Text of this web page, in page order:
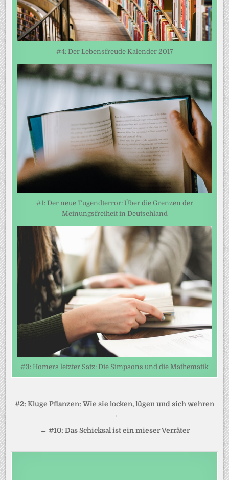
#4: Der Lebensfreude Kalender 2017
#1: Der neue Tugendterror: Über die Grenzen der
Meinungsfreiheit in Deutschland
#3: Homers letzter Satz: Die Simpsons und die Mathematik
Beitragsnavigation
#2: Kluge Pflanzen: Wie sie locken, lügen und sich wehren
→
← #10: Das Schicksal ist ein mieser Verräter